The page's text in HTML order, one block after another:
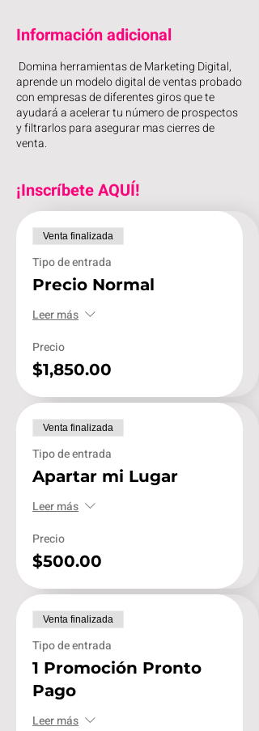
Información adicional
Domina herramientas de Marketing Digital,
aprende un modelo digital de ventas probado
con empresas de diferentes giros que te
ayudará a acelerar tu número de prospectos
y filtrarlos para asegurar mas cierres de
venta.
¡Inscríbete AQUÍ!
Venta finalizada
Tipo de entrada
Precio Normal
Leer más
Precio
$1,850.00
Venta finalizada
Tipo de entrada
Apartar mi Lugar
Leer más
Precio
$500.00
Venta finalizada
Tipo de entrada
1 Promoción Pronto
Pago
Leer más